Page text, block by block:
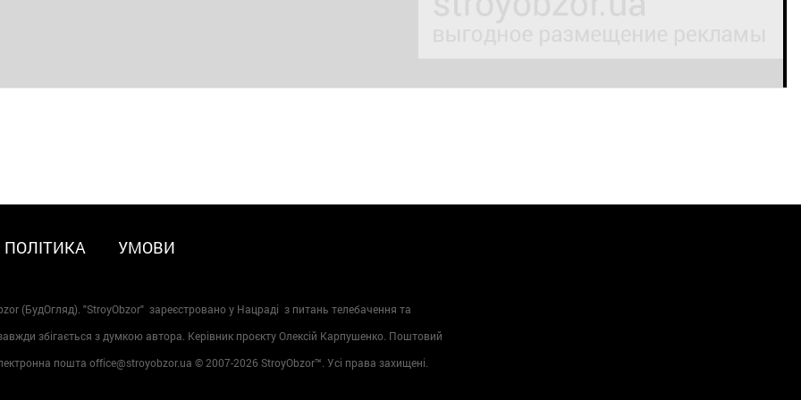
ПОЛІТИКА УМОВИ
(БудОгляд). "StroyObzor" зареєстровано у Нацраді з питань телебачення та
збігається з думкою автора. Керівник проєкту Олексій Карпушенко. Поштовий
пошта office@stroyobzor.ua © 2007-2026 StroyObzor™. Усі права захищені.